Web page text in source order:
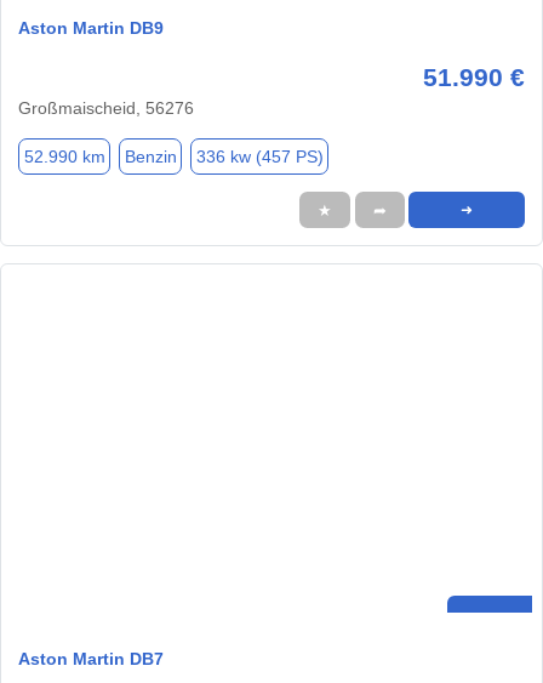
Aston Martin DB9
51.990 €
Großmaischeid, 56276
52.990 km Benzin 336 kw (457 PS)
★ ➦ ➜
Aston Martin DB7